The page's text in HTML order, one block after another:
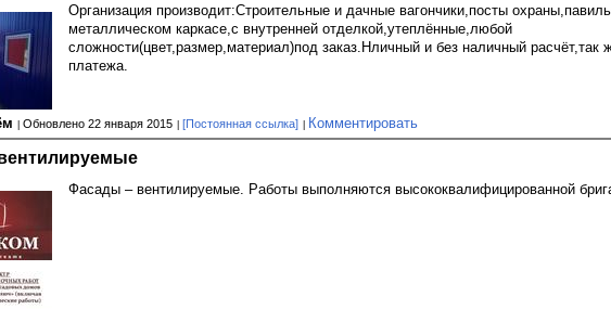
Организация производит:Строительные и дачные вагончики,посты
металлическом каркасе,с внутренней отделкой,утеплённые,любой
сложности(цвет,размер,материал)под заказ.Нличный и без наличный расчёт,так
платежа.
Обновлено 22 января 2015 [Постоянная ссылка] Комментировать
Фасады – вентилируемые. Работы выполняются высококвалифицированной